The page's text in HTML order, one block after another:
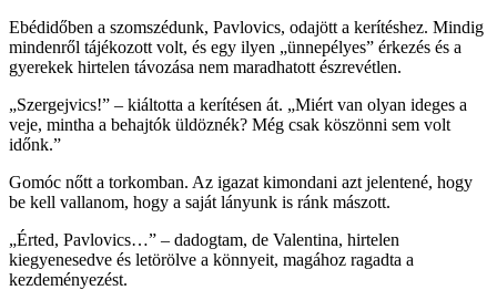
Ebédidőben a szomszédunk, Pavlovics, odajött a kerítéshez. Mindig
mindenről tájékozott volt, és egy ilyen „ünnepélyes” érkezés és a
gyerekek hirtelen távozása nem maradhatott észrevétlen.
„Szergejvics!” – kiáltotta a kerítésen át. „Miért van olyan ideges a
veje, mintha a behajtók üldöznék? Még csak köszönni sem volt
időnk.”
Gomóc nőtt a torkomban. Az igazat kimondani azt jelentené, hogy
be kell vallanom, hogy a saját lányunk is ránk mászott.
„Érted, Pavlovics…” – dadogtam, de Valentina, hirtelen
kiegyenesedve és letörölve a könnyeit, magához ragadta a
kezdeményezést.